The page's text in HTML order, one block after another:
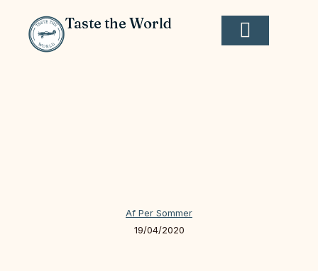
Taste the World
Af Per Sommer
19/04/2020